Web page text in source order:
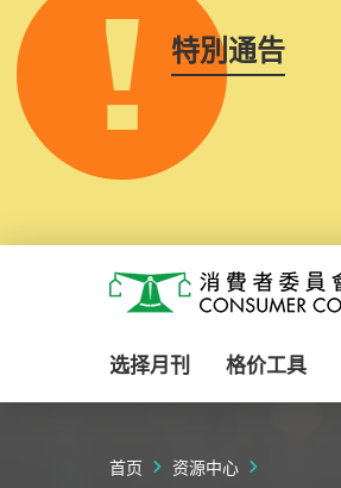
特別通告
消费者委员会
选择月刊 格价工具
首页 资源中心